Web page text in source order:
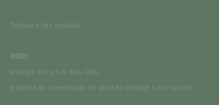
*moldura não incluída.
ENVIO
entrega entre 3-6 dias úteis
garantia de preservação do produto durante o transporte